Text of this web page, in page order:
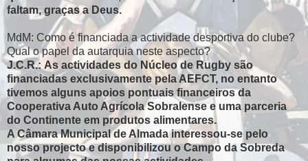
faltam, graças a Deus.
MdM: Como é financiada a actividade desportiva do clube?
Qual o papel da autarquia neste aspecto?
J.C.R.: As actividades do Núcleo de Rugby são
financiadas exclusivamente pela AEFCT, no entanto
tivemos alguns apoios pontuais financeiros da
Cooperativa Auto Agrícola Sobralense e uma parceria
do Continente em produtos alimentares.
A Câmara Municipal de Almada interessou-se pelo
nosso projecto e disponibilizou o Campo da Sobreda